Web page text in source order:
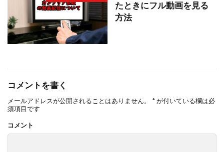
たときにフル動画を見る
方法
コメントを書く
メールアドレスが公開されることはありません。 *が付いている欄は必
須項目です
コメント